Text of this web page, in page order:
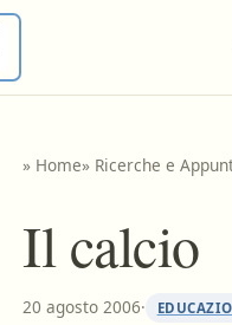
» Home» Ricerche e
Il calcio
20 agosto 2006·